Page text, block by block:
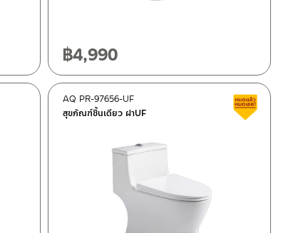
฿4,990
สุขภัณฑ์ชิ้นเดียว ฝาUF
AQ PR-97656-UF